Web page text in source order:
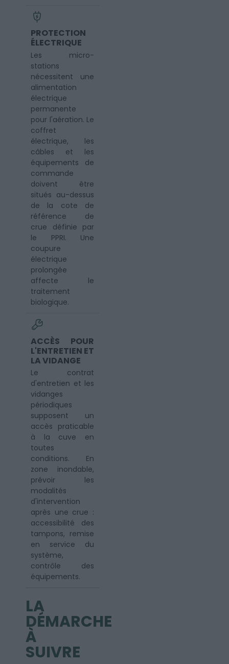
PROTECTION
ÉLECTRIQUE
Les micro-
stations
nécessitent une
alimentation
électrique
permanente
pour l'aération. Le
coffret
électrique, les
câbles et les
équipements de
commande
doivent être
situés au-dessus
de la cote de
référence de
crue définie par
le PPRI. Une
coupure
électrique
prolongée
affecte le
traitement
biologique.
ACCÈS POUR
L'ENTRETIEN ET
LA VIDANGE
Le contrat
d'entretien et les
vidanges
périodiques
supposent un
accès praticable
à la cuve en
toutes
conditions. En
zone inondable,
prévoir les
modalités
d'intervention
après une crue :
accessibilité des
tampons, remise
en service du
système,
contrôle des
équipements.
LA
DÉMARCHE
À
SUIVRE